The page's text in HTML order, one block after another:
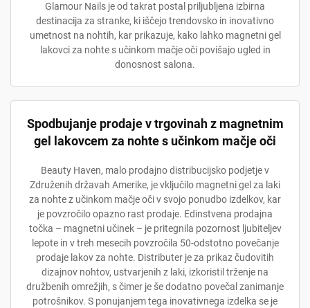
Glamour Nails je od takrat postal priljubljena izbirna
destinacija za stranke, ki iščejo trendovsko in inovativno
umetnost na nohtih, kar prikazuje, kako lahko magnetni gel
lakovci za nohte s učinkom mačje oči povišajo ugled in
donosnost salona.
Spodbujanje prodaje v trgovinah z magnetnim
gel lakovcem za nohte s učinkom mačje oči
Beauty Haven, malo prodajno distribucijsko podjetje v
Združenih državah Amerike, je vključilo magnetni gel za laki
za nohte z učinkom mačje oči v svojo ponudbo izdelkov, kar
je povzročilo opazno rast prodaje. Edinstvena prodajna
točka – magnetni učinek – je pritegnila pozornost ljubiteljev
lepote in v treh mesecih povzročila 50-odstotno povečanje
prodaje lakov za nohte. Distributer je za prikaz čudovitih
dizajnov nohtov, ustvarjenih z laki, izkoristil trženje na
družbenih omrežjih, s čimer je še dodatno povečal zanimanje
potrošnikov. S ponujanjem tega inovativnega izdelka se je